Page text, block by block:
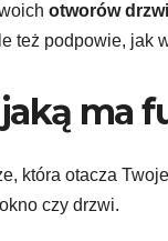
otworów
też podpowie, jak
ma
która otacza
czy drzwi.